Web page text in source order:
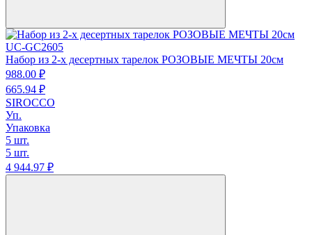
UC-GC2605
Набор из 2-х десертных тарелок РОЗОВЫЕ МЕЧТЫ 20см
988.00 ₽
665.94 ₽
SIROCCO
Уп.
Упаковка
5 шт.
5 шт.
4 944.97 ₽